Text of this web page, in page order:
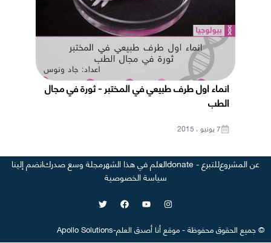
انماء اول طرف طبيعي في المختبر - ثورة في مجال
الطب
7 يونيو ، 2015
عن المشروعللتبرع - donate العلم في هذا الشهرمجلة وسع صدركانضم إلينا
سياسة الخصوصية
©جميع الحقوق محفوظة-موقعأنا أصدق العلم-
Apollo Solutions